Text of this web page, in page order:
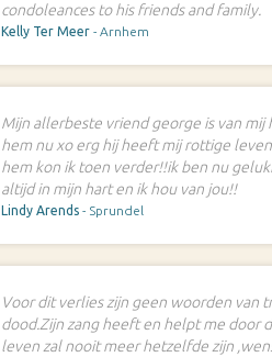
condoleances to his friends and family.
Kelly Ter Meer - Arnhem
Mijn allerbeste vriend george is van
hem nu xo erg hij heeft mij rottige
hem kon ik toen verder!!ik ben nu
altijd in mijn hart en ik hou van jou!!
Lindy Arends - Sprundel
Voor dit verlies zijn geen woorden van
dood.Zijn zang heeft en helpt me door
leven zal nooit meer hetzelfde zijn